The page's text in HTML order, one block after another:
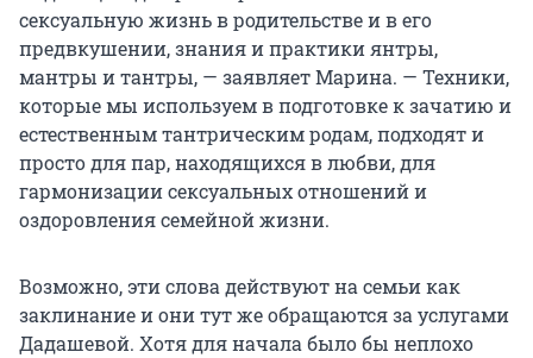
сексуальную жизнь в родительстве и в его
предвкушении, знания и практики янтры,
мантры и тантры, — заявляет Марина. — Техники,
которые мы используем в подготовке к зачатию и
естественным тантрическим родам, подходят и
просто для пар, находящихся в любви, для
гармонизации сексуальных отношений и
оздоровления семейной жизни.
Возможно, эти слова действуют на семьи как
заклинание и они тут же обращаются за услугами
Дадашевой. Хотя для начала было бы неплохо